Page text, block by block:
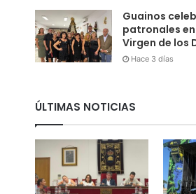
Guainos
patronales
Virgen de los
Hace 3 días
ÚLTIMAS NOTICIAS